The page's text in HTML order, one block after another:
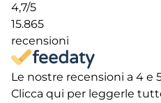
4,7/5
15.865
recensioni
Le nostre recensioni a 4 e
Clicca qui per leggerle